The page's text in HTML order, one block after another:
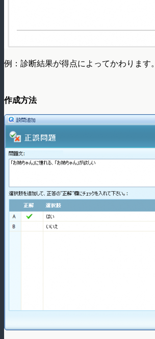
例：診断結果が得点によってかわります。
作成方法